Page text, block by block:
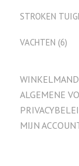
STROKEN
VACHTEN (6)
WINKELMAND
ALGEMENE
MIJN